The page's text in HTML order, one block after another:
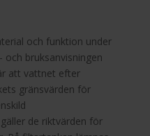
och funktion under
bruksanvisningen
att vattnet efter
gränsvärden för
de riktvärden för